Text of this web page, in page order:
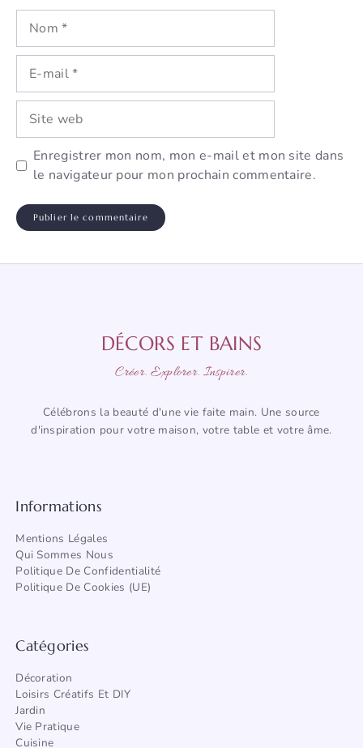
Nom
mail
Site
web
Enregistrer mon nom, mon e-mail et mon site dans
le navigateur pour mon prochain commentaire.
DÉCORS ET BAINS
Créer. Explorer. Inspirer.
Célébrons la beauté d'une vie faite main. Une source
d'inspiration pour votre maison, votre table et votre âme.
Informations
Mentions Légales
Qui Sommes Nous
Politique De Confidentialité
Politique De Cookies (UE)
Catégories
Décoration
Loisirs Créatifs Et DIY
Jardin
Vie Pratique
Cuisine